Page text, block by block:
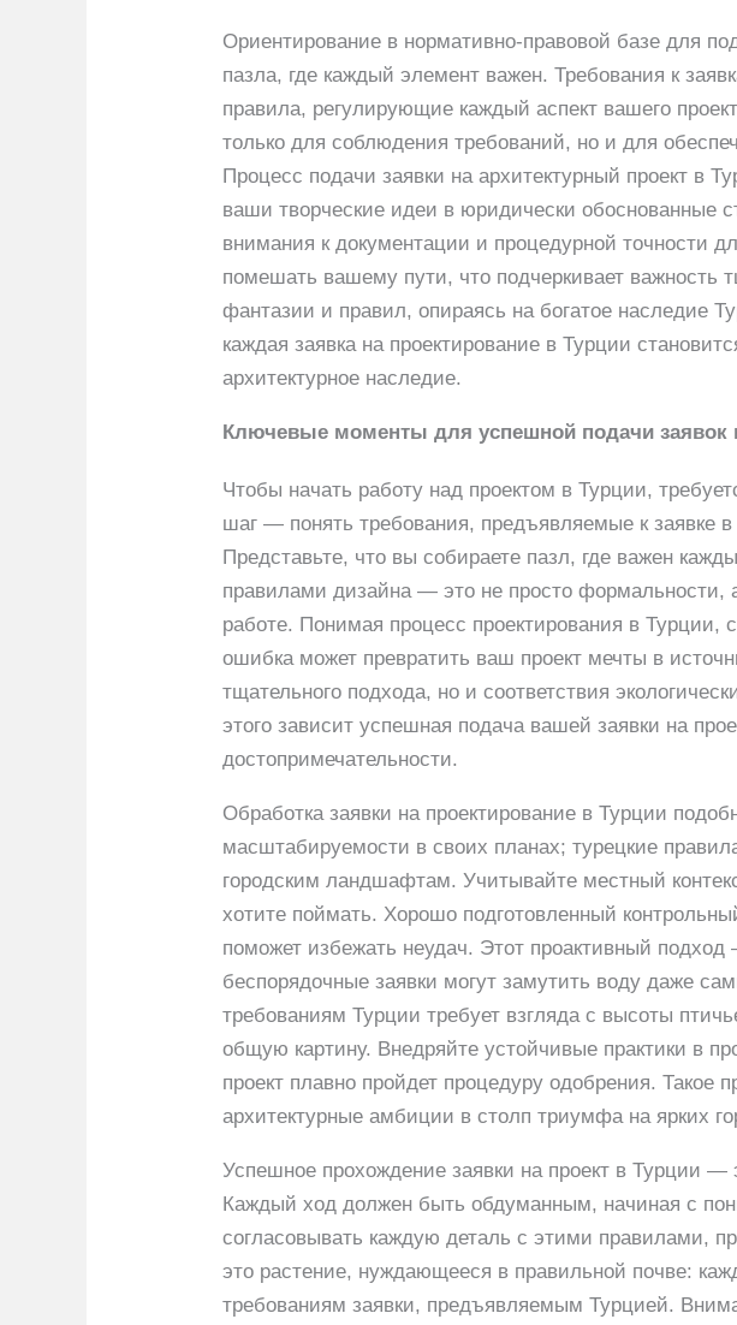
Ориентирование в нормативно-правовой базе для
пазла, где каждый элемент важен. Требования к
правила, регулирующие каждый аспект вашего
только для соблюдения требований, но и для
Процесс подачи заявки на архитектурный проект в
ваши творческие идеи в юридически обоснованные
внимания к документации и процедурной точности
помешать вашему пути, что подчеркивает важность
фантазии и правил, опираясь на богатое наследие
каждая заявка на проектирование в Турции
архитектурное наследие.
Ключевые моменты для успешной подачи заявок
Чтобы начать работу над проектом в Турции,
шаг — понять требования, предъявляемые к заявке
Представьте, что вы собираете пазл, где важен
правилами дизайна — это не просто формальности,
работе. Понимая процесс проектирования в Турции,
ошибка может превратить ваш проект мечты в
тщательного подхода, но и соответствия
этого зависит успешная подача вашей заявки на
достопримечательности.
Обработка заявки на проектирование в Турции
масштабируемости в своих планах; турецкие
городским ландшафтам. Учитывайте местный
хотите поймать. Хорошо подготовленный
поможет избежать неудач. Этот проактивный подход
беспорядочные заявки могут замутить воду даже
требованиям Турции требует взгляда с высоты
общую картину. Внедряйте устойчивые практики в
проект плавно пройдет процедуру одобрения.
архитектурные амбиции в столп триумфа на ярких
Успешное прохождение заявки на проект в Турции —
Каждый ход должен быть обдуманным, начиная с
согласовывать каждую деталь с этими правилами,
это растение, нуждающееся в правильной почве:
требованиям заявки, предъявляемым Турцией.